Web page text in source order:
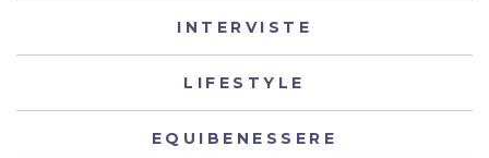
INTERVISTE
LIFESTYLE
EQUIBENESSERE